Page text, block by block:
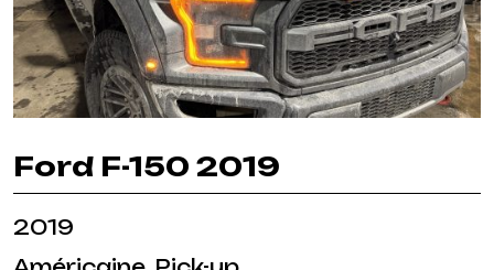
Ford F-150 2019
2019